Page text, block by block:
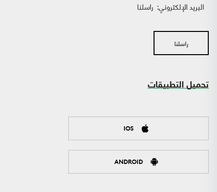
البريد الإلكتروني: راسلنا
راسلنا
تحميل التطبيقات
IOS
ANDROID